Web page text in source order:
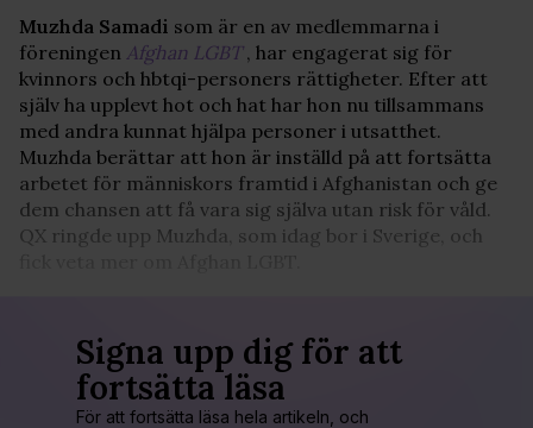
Muzhda Samadi som är en av medlemmarna i
föreningen Afghan LGBT, har engagerat sig för
kvinnors och hbtqi-personers rättigheter. Efter att
själv ha upplevt hot och hat har hon nu tillsammans
med andra kunnat hjälpa personer i utsatthet.
Muzhda berättar att hon är inställd på att fortsätta
arbetet för människors framtid i Afghanistan och ge
dem chansen att få vara sig själva utan risk för våld.
QX ringde upp Muzhda, som idag bor i Sverige, och
Signa upp dig för att
fortsätta läsa
För att fortsätta läsa hela artikeln, och